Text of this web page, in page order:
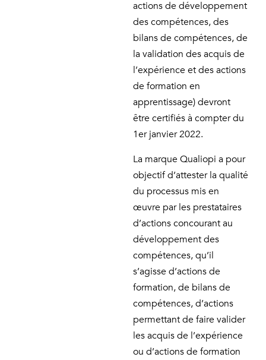
actions de développement
des compétences, des
bilans de compétences, de
la validation des acquis de
l’expérience et des actions
de formation en
apprentissage) devront
être certifiés à compter du
1er janvier 2022.
La marque Qualiopi a pour
objectif d’attester la qualité
du processus mis en
œuvre par les prestataires
d’actions concourant au
développement des
compétences, qu’il
s’agisse d’actions de
formation, de bilans de
compétences, d’actions
permettant de faire valider
les acquis de l’expérience
ou d’actions de formation